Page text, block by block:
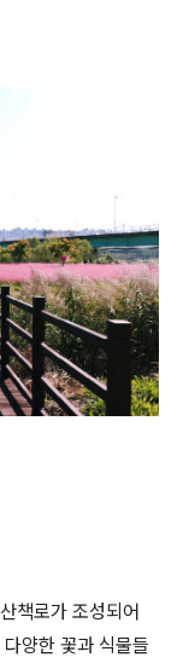
책로가 조성되어
양한 꽃과 식물들